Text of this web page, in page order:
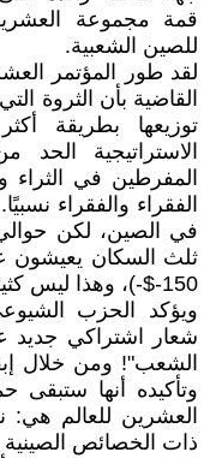
قمة مجموعة
للصين الشعبية.
لقد طور المؤتمر
القاضية بأن الثروة
توزيعها بطريقة
الاستراتيجية الحد
المفرطين في الثراء
الفقراء والفقراء
150-$-)، وهذا ليس كثيرًا على الإطلاق.
ويؤكد الحزب
شعار اشتراكي جديد
الشعب"! ومن خلال
وتأكيده أنها ستبقى
العشرين للعالم
ذات الخصائص